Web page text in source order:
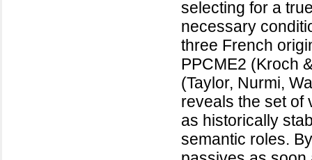
selecting for a
necessary
three French
PPCME2 (Kroch
(Taylor, Nurmi,
reveals the set of
as historically
semantic roles.